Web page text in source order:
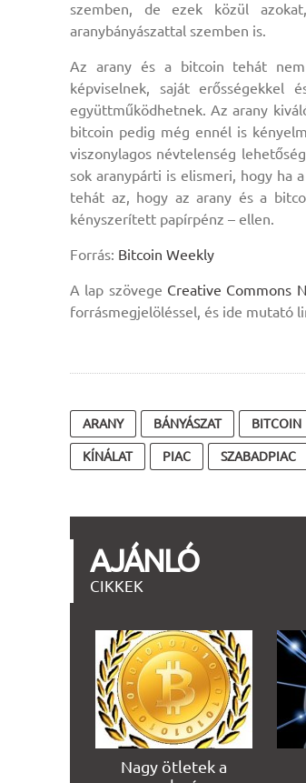
szemben, de ezek közül
aranybányászattal szemben is.
Az arany és a bitcoin tehát nem
képviselnek, saját erősségekkel
együttműködhetnek. Az arany
bitcoin pedig még ennél is
viszonylagos névtelenség
sok aranypárti is elismeri, hogy ha
tehát az, hogy az arany és a
kényszerített papírpénz – ellen.
Forrás: Bitcoin Weekly
A lap szövege Creative Commons
forrásmegjelöléssel, és ide mutató
ARANY BÁNYÁSZAT BITCOIN
KÍNÁLAT PIAC SZABADPIAC
AJÁNLÓ
CIKKEK
Nagy ötletek a